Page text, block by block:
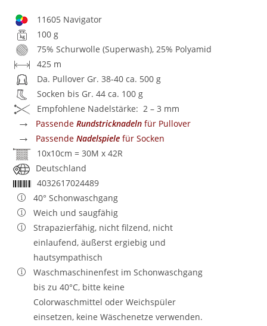
11605 Navigator
100 g
75% Schurwolle (Superwash), 25% Polyamid
425 m
Da. Pullover Gr. 38-40 ca. 500 g
Socken bis Gr. 44 ca. 100 g
Empfohlene Nadelstärke: 2 – 3 mm
→ PassendeRundstricknadeln für Pullover
→ PassendeNadelspiele für Socken
10x10cm = 30M x 42R
Deutschland
4032617024489
40° Schonwaschgang
Weich und saugfähig
Strapazierfähig, nicht filzend, nicht
einlaufend, äußerst ergiebig und
hautsympathisch
Waschmaschinenfest im Schonwaschgang
bis zu 40°C, bitte keine
Colorwaschmittel oder Weichspüler
einsetzen, keine Wäschenetze verwenden.